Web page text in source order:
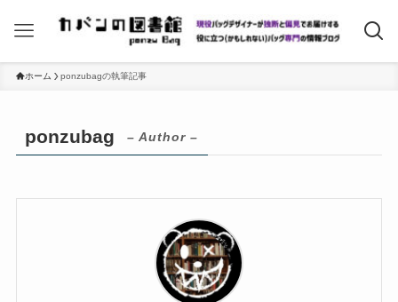
ホーム ponzubagの執筆記事
ponzubag – Author –